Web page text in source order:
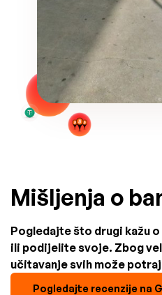
Mišljenja o
Pogledajte što drugi kažu
ili podijelite svoje. Zbog
učitavanje svih može
Pogledajte recenzije na